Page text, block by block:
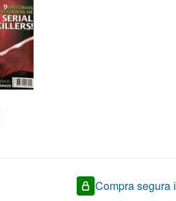
Compra segura ℹ️